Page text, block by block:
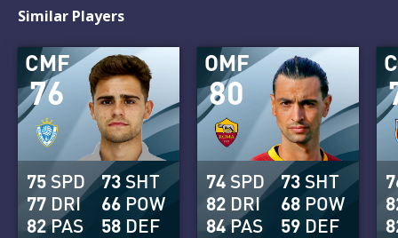
Similar Players
76
CMF
75 SPD
77 DRI
82PAS
73 SHT
66 POW
58 DEF
80
OMF
74 SPD
82 DRI
84PAS
73 SHT
68 POW
59 DEF